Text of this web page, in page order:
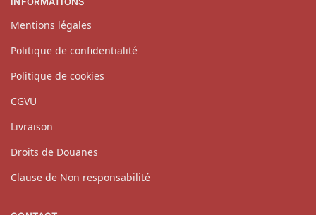
Mentions légales
Politique de confidentialité
Politique de cookies
CGVU
Livraison
Droits de Douanes
Clause de Non responsabilité